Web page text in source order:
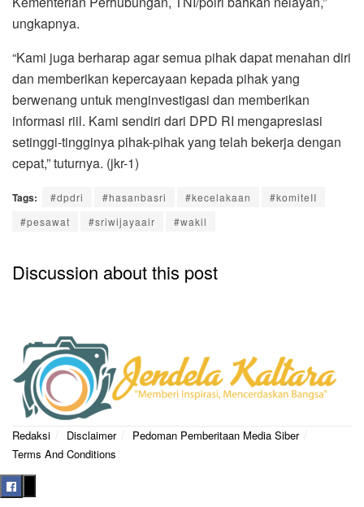
ungkapnya.
“Kami juga berharap agar semua pihak dapat menahan diri
dan memberikan kepercayaan kepada pihak yang
berwenang untuk menginvestigasi dan memberikan
informasi riil. Kami sendiri dari DPD RI mengapresiasi
setinggi-tingginya pihak-pihak yang telah bekerja dengan
cepat,” tuturnya. (jkr-1)
Tags: #dpdri #hasanbasri #kecelakaan
#komiteII
#pesawat
#sriwijayaair #wakil
Discussion about this post
Redaksi Disclaimer
Pedoman Pemberitaan Media Siber
Terms And Conditions